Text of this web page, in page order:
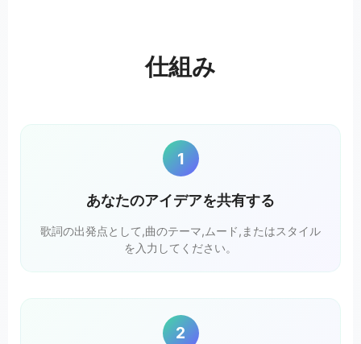
仕組み
1
あなたのアイデアを共有する
歌詞の出発点として,曲のテーマ,ムード,またはスタイル
を入力してください。
2